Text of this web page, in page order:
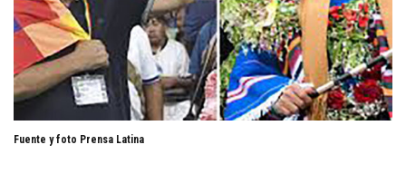
Fuente y foto Prensa Latina